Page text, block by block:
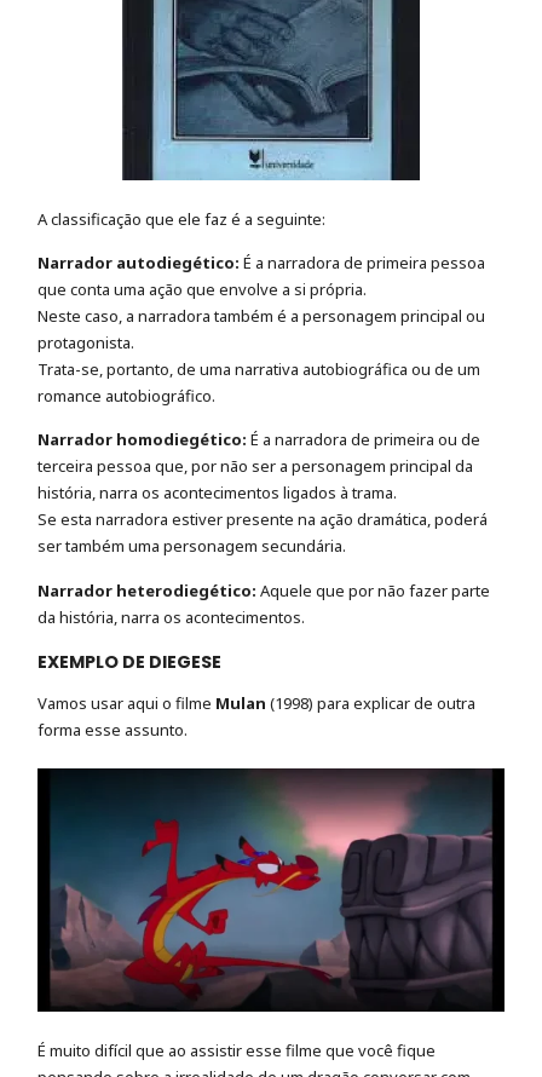
A classificação que ele faz é a seguinte:
Narrador autodiegético: É a narradora de primeira pessoa
que conta uma ação que envolve a si própria.
Neste caso, a narradora também é a personagem principal ou
protagonista.
Trata-se, portanto, de uma narrativa autobiográfica ou de um
romance autobiográfico.
Narrador homodiegético: É a narradora de primeira ou de
terceira pessoa que, por não ser a personagem principal da
história, narra os acontecimentos ligados à trama.
Se esta narradora estiver presente na ação dramática, poderá
ser também uma personagem secundária.
Narrador heterodiegético: Aquele que por não fazer parte
da história, narra os acontecimentos.
EXEMPLO DE DIEGESE
Vamos usar aqui o filme Mulan(1998) para explicar de outra
forma esse assunto.
É muito difícil que ao assistir esse filme que você fique